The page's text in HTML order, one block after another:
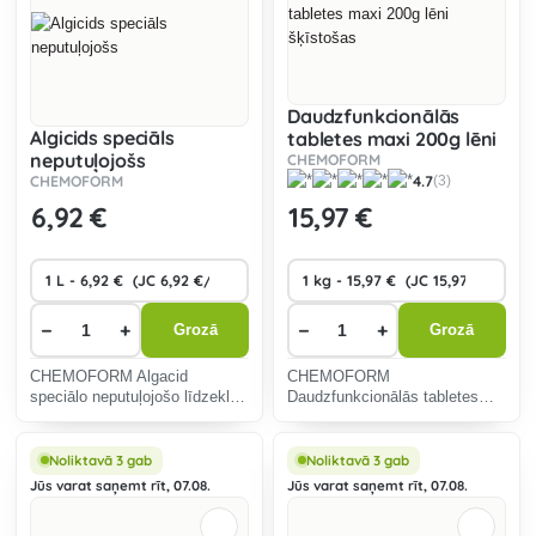
Algicids speciāls
neputuļojošs
CHEMOFORM
6,92 €
− + Grozā
CHEMOFORM Algacid
speciālo neputuļojošo līdzekli
Daudzfunkcionālās
tabletes maxi 200g lēni
šķīstošas
CHEMOFORM
4.7(3)
15,97 €
− + Grozā
CHEMOFORM
Daudzfunkcionālās tabletes
baseina ūdens uzturēšanai.
Noliktavā 3 gab
Jūs varat saņemt rīt, 07.08.
Noliktavā 3 gab
Jūs varat saņemt rīt, 07.08.